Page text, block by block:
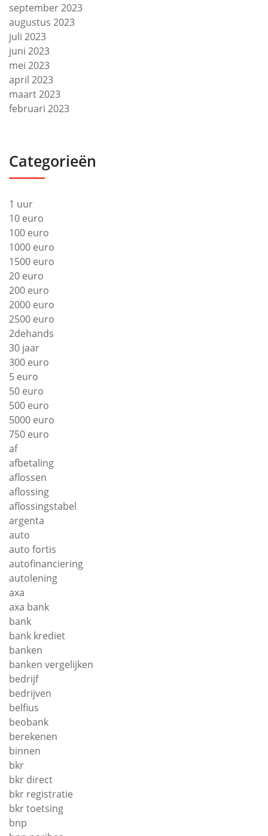
september 2023
augustus 2023
juli 2023
juni 2023
mei 2023
april 2023
maart 2023
februari 2023
Categorieën
1 uur
10 euro
100 euro
1000 euro
1500 euro
20 euro
200 euro
2000 euro
2500 euro
2dehands
30 jaar
300 euro
5 euro
50 euro
500 euro
5000 euro
750 euro
af
afbetaling
aflossen
aflossing
aflossingstabel
argenta
auto
auto fortis
autofinanciering
autolening
axa
axa bank
bank
bank krediet
banken
banken vergelijken
bedrijf
bedrijven
belfius
beobank
berekenen
binnen
bkr
bkr direct
bkr registratie
bkr toetsing
bnp